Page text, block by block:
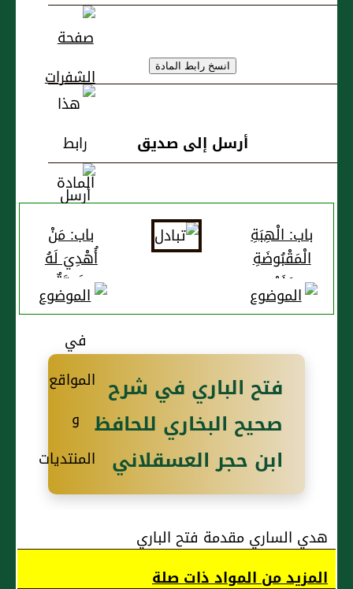
أرسل إلى صديق
باب: الْهِبَةِ
الْمَقْبُوضَةِ
وَغَيْرِ
الْمَقْبُوضَةِ
وَغَيْرِ
الْمَقْسُومَةِ
باب: مَنْ
أُهْدِيَ لَهُ
هَدِيَّةٌ
وَعِنْدَهُ
جُلَسَاؤُهُ
فَهُوَ أَحَقُّ
فتح الباري في شرح
صحيح البخاري للحافظ
ابن حجر العسقلاني
هدي الساري مقدمة فتح الباري
المزيد من المواد ذات صلة